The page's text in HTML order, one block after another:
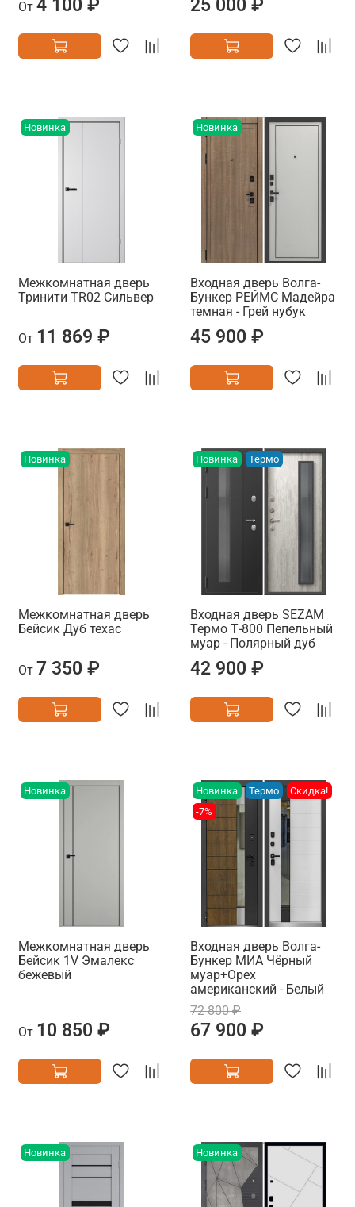
От 4 100 ₽ 25 000 ₽
Новинка
Межкомнатная дверь
Тринити TR02 Сильвер
От 11 869 ₽
Новинка
Входная дверь Волга-
Бункер РЕЙМС Мадейра
темная - Грей нубук
45 900 ₽
Новинка
Межкомнатная дверь
Бейсик Дуб техас
От 7 350 ₽
Новинка Термо
Входная дверь SEZAM
Термо Т-800 Пепельный
муар - Полярный дуб
42 900 ₽
Новинка
Межкомнатная дверь
Бейсик 1V Эмалекс
бежевый
От 10 850 ₽
Новинка Термо
Скидка!
-7%
Входная дверь Волга-
Бункер МИА Чёрный
муар+Орех
американский - Белый
72 800 ₽
67 900 ₽
Новинка Новинка